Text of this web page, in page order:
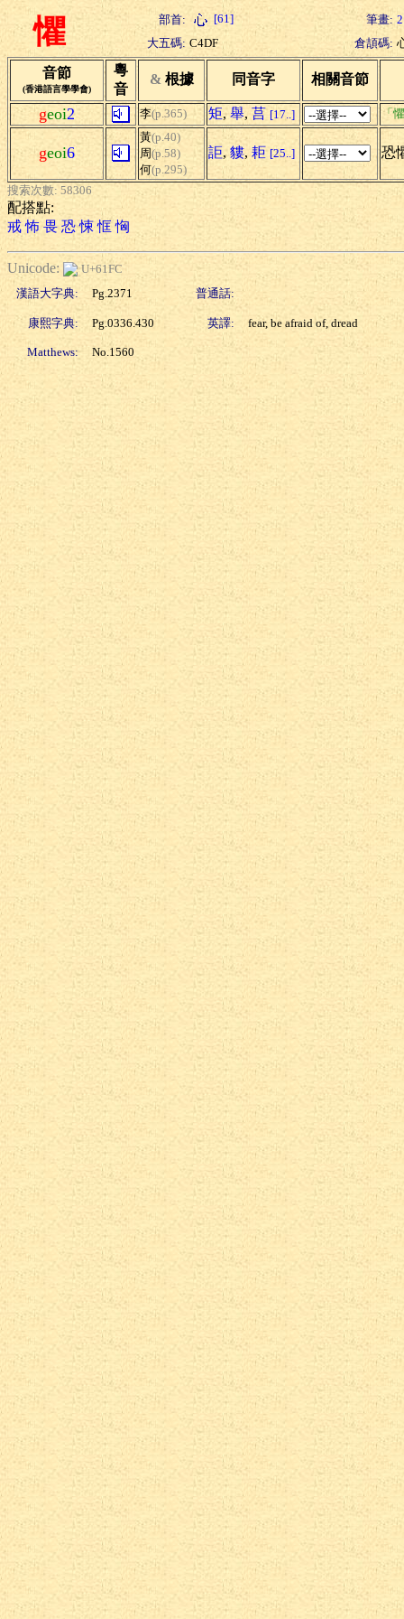
懼 部首: [61] 筆畫:
大五碼: C4DF 倉頡碼:
音節
(香港語言學學會)
粵
音
& 根據 同音字 相關音節
geoi2 李(p.365) 矩, 舉, 莒 [17..] 「
geoi6
黃(p.40)
周(p.58)
何(p.295)
詎, 貗, 耟 [25..] 恐
搜索次數: 58306
配搭點:
戒 怖 畏 恐 悚 恇 恟
Unicode:
U+61FC
漢語大字典:
Pg.2371 普通話:
康熙字典: Pg.0336.430 英譯: fear, be afraid of, dread
Matthews: No.1560